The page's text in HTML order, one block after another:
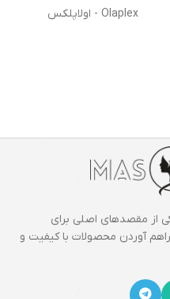
Olaplex - اولاپلکس
از مقصدهای اصلی برای
آوردن محصولات با کیفیت و